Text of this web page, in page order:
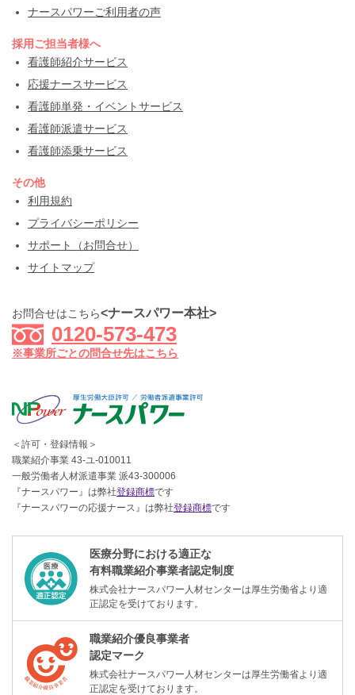
ナースパワーご利用者の声
採用ご担当者様へ
看護師紹介サービス
応援ナースサービス
看護師単発・イベントサービス
看護師派遣サービス
看護師添乗サービス
その他
利用規約
プライバシーポリシー
サポート（お問合せ）
サイトマップ
お問合せはこちら<ナースパワー本社>
0120-573-473
※事業所ごとの問合せ先はこちら
＜許可・登録情報＞
職業紹介事業 43-ユ-010011
一般労働者人材派遣事業 派43-300006
『ナースパワー』は弊社登録商標です
『ナースパワーの応援ナース』は弊社登録商標です
医療分野における適正な
有料職業紹介事業者認定制度
株式会社ナースパワー人材センターは厚生労働省より適
正認定を受けております。
職業紹介優良事業者
認定マーク
株式会社ナースパワー人材センターは厚生労働省より適
正認定を受けております。